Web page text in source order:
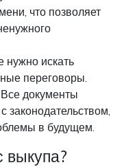
что позволяет
нужно искать
переговоры.
документы
законодательством,
в будущем.
выкупа?